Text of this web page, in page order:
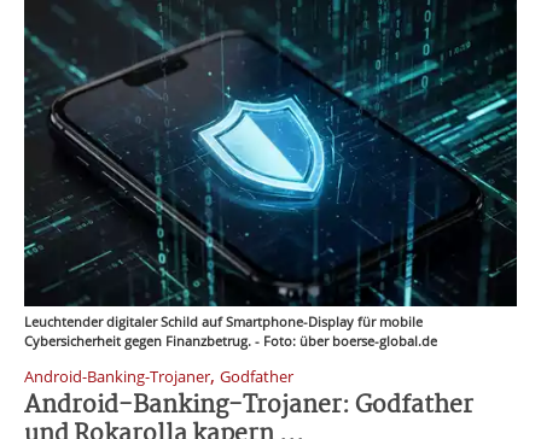
Leuchtender digitaler Schild auf Smartphone-Display für mobile
Cybersicherheit gegen Finanzbetrug. - Foto: über boerse-global.de
Android-Banking-Trojaner, Godfather
Android-Banking-Trojaner: Godfather